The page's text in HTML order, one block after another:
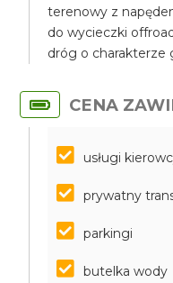
terenowy z
do wycieczki
dróg o charakterze
CENA
usługi
prywatny
parkingi
butelka wody